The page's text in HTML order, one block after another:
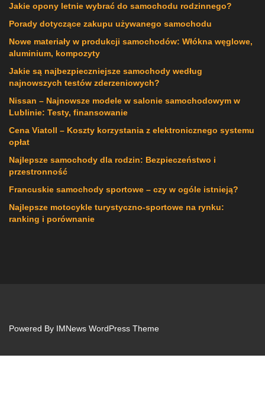
Jakie opony letnie wybrać do samochodu rodzinnego?
Porady dotyczące zakupu używanego samochodu
Nowe materiały w produkcji samochodów: Włókna węglowe,
aluminium, kompozyty
Jakie są najbezpieczniejsze samochody według
najnowszych testów zderzeniowych?
Nissan – Najnowsze modele w salonie samochodowym w
Lublinie: Testy, finansowanie
Cena Viatoll – Koszty korzystania z elektronicznego systemu
opłat
Najlepsze samochody dla rodzin: Bezpieczeństwo i
przestronność
Francuskie samochody sportowe – czy w ogóle istnieją?
Najlepsze motocykle turystyczno-sportowe na rynku:
ranking i porównanie
Powered By IMNews WordPress Theme